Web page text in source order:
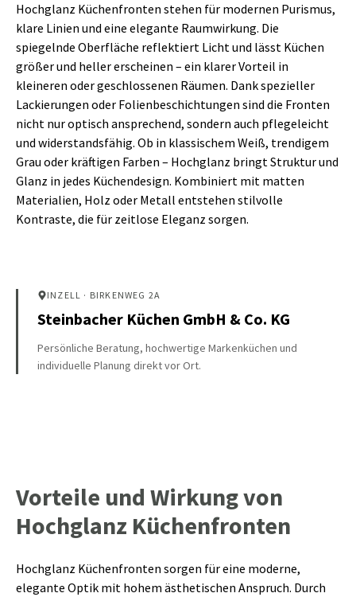
Hochglanz Küchenfronten stehen für modernen Purismus,
klare Linien und eine elegante Raumwirkung. Die
spiegelnde Oberfläche reflektiert Licht und lässt Küchen
größer und heller erscheinen – ein klarer Vorteil in
kleineren oder geschlossenen Räumen. Dank spezieller
Lackierungen oder Folienbeschichtungen sind die Fronten
nicht nur optisch ansprechend, sondern auch pflegeleicht
und widerstandsfähig. Ob in klassischem Weiß, trendigem
Grau oder kräftigen Farben – Hochglanz bringt Struktur und
Glanz in jedes Küchendesign. Kombiniert mit matten
Materialien, Holz oder Metall entstehen stilvolle
Kontraste, die für zeitlose Eleganz sorgen.
INZELL · BIRKENWEG 2A
Steinbacher Küchen GmbH & Co. KG
Persönliche Beratung, hochwertige Markenküchen und
individuelle Planung direkt vor Ort.
Vorteile und Wirkung von
Hochglanz Küchenfronten
Hochglanz Küchenfronten sorgen für eine moderne,
elegante Optik mit hohem ästhetischen Anspruch. Durch